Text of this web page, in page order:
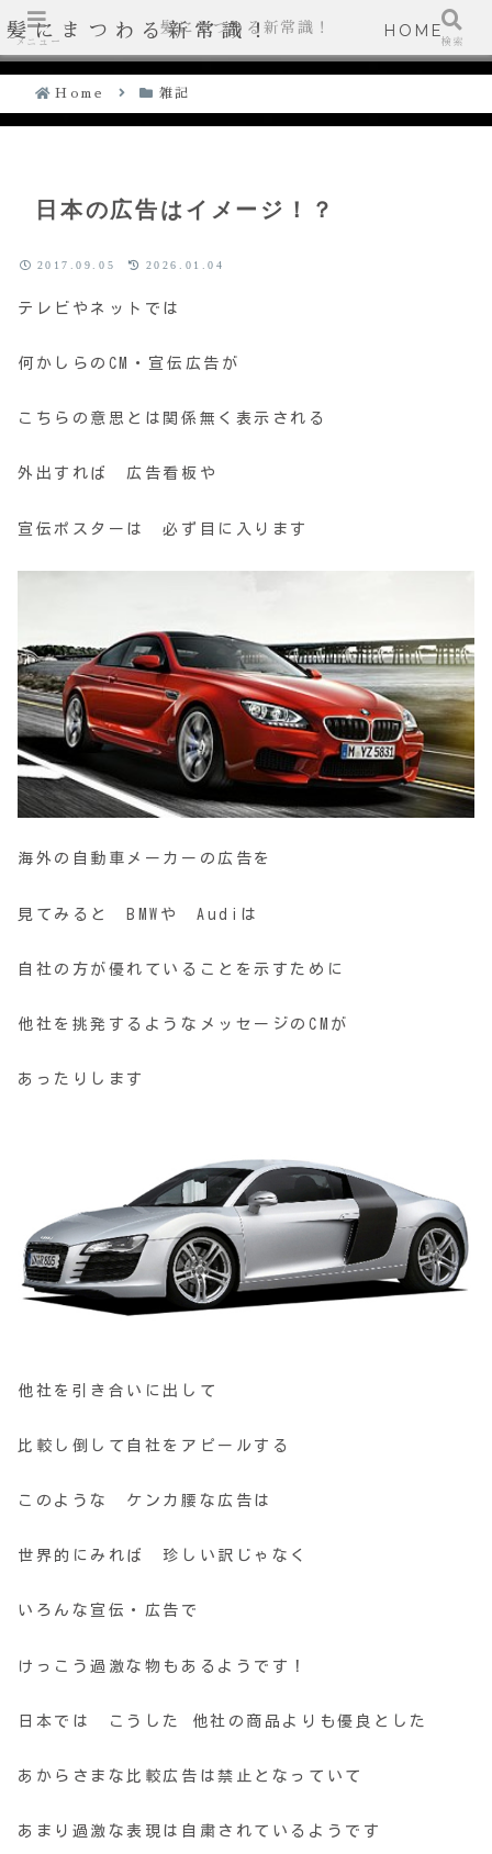
髪にまつわる新常識！ HOME
Home 雑記
日本の広告はイメージ！？
2017.09.05 2026.01.04
テレビやネットでは
何かしらのCM・宣伝広告が
こちらの意思とは関係無く表示される
外出すれば 広告看板や
宣伝ポスターは 必ず目に入ります
海外の自動車メーカーの広告を
見てみると BMWや Audiは
自社の方が優れていることを示すために
他社を挑発するようなメッセージのCMが
あったりします
他社を引き合いに出して
比較し倒して自社をアピールする
このような ケンカ腰な広告は
世界的にみれば 珍しい訳じゃなく
いろんな宣伝・広告で
けっこう過激な物もあるようです！
日本では こうした 他社の商品よりも優良とした
あからさまな比較広告は禁止となっていて
あまり過激な表現は自粛されているようです
メニュー
髪にまつわる新常識！
検索